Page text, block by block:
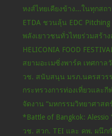
หงส์ไทยเคียงข้าง...ในทุกส
ETDA ชวนลุ้น EDC
พลังเยาวชนทั่วไทยร่วมสร้า
HELICONIA FOOD
สยามอะเมซิ่งพาร์ค เทศกา
วช. สนับสนุน มรภ.นครสวร
กระทรวงการท่องเที่ยวและ
จัดงาน “มหกรรมวิทยาศาส
*Battle of Bangkok: Alessio
วช. สวก. TEI และ คพ. ผนึก